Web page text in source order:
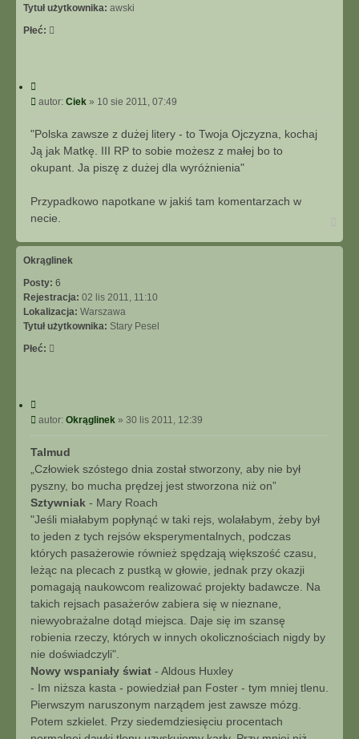
Tytuł użytkownika: awski
Płeć:
y
j
P
s
autor: Ciek » 10 sie 2011, 07:49
"Polska zawsze z dużej litery - to Twoja Ojczyzna, kochaj
Ją jak Matkę. III RP to sobie możesz z małej bo to
okupant. Ja piszę z dużej dla wyróżnienia"
Przypadkowo napotkane w jakiś tam komentarzach w
necie.
g
Okrąglinek
Posty: 6
Rejestracja: 02 lis 2011, 11:10
Lokalizacja: Warszawa
Tytuł użytkownika: Stary Pesel
Płeć:
y
j
P
o
s
autor: Okrąglinek » 30 lis 2011, 12:39
Talmud
„Człowiek szóstego dnia został stworzony, aby nie był
pyszny, bo mucha prędzej jest stworzona niż on”
Sztywniak - Mary Roach
"Jeśli miałabym popłynąć w taki rejs, wolałabym, żeby był
to jeden z tych rejsów eksperymentalnych, podczas
których pasażerowie również spędzają większość czasu,
leżąc na plecach z pustką w głowie, jednak przy okazji
pomagają naukowcom realizować projekty badawcze. Na
takich rejsach pasażerów zabiera się w nieznane,
niewyobrażalne dotąd miejsca. Daje się im szansę
robienia rzeczy, których w innych okolicznościach nigdy by
nie doświadczyli".
Nowy wspaniały świat - Aldous Huxley
- Im niższa kasta - powiedział pan Foster - tym mniej tlenu.
Pierwszym naruszonym narządem jest zawsze mózg.
Potem szkielet. Przy siedemdziesięciu procentach